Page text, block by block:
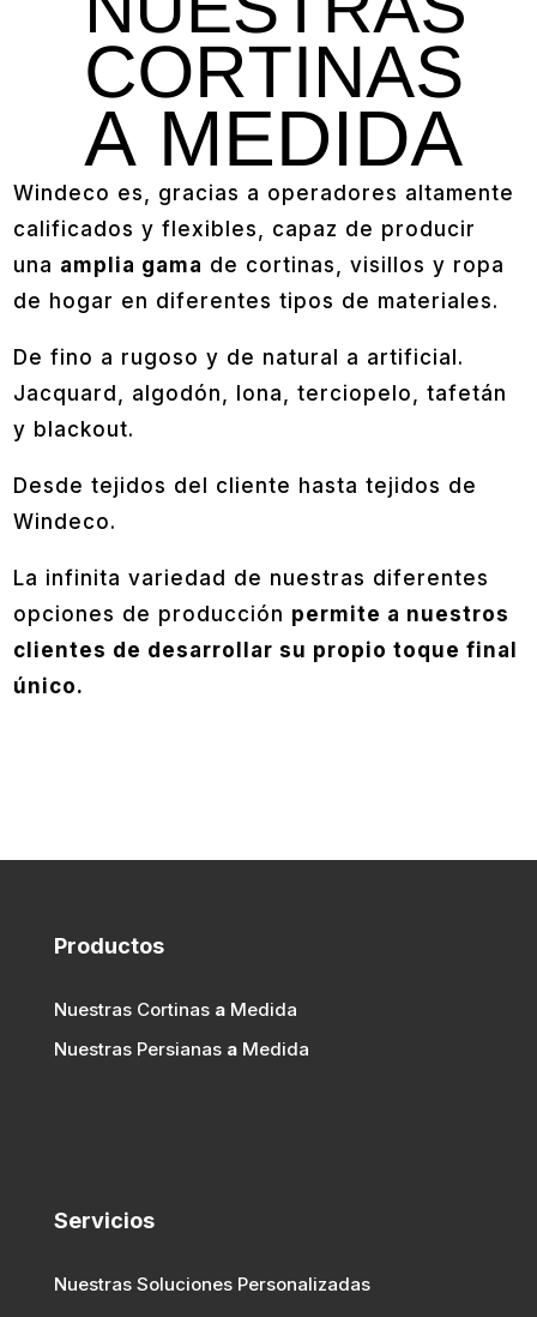
Windeco es, gracias a operadores altamente
calificados y flexibles, capaz de producir
una amplia gama de cortinas, visillos y ropa
de hogar en diferentes tipos de materiales.
De fino a rugoso y de natural a artificial.
Jacquard, algodón, lona, ​​terciopelo, tafetán
y blackout.
Desde tejidos del cliente hasta tejidos de
Windeco.
La infinita variedad de nuestras diferentes
opciones de producción permite a nuestros
clientes de desarrollar su propio toque final
único.
Productos
Nuestras Cortinas aMedida
Nuestras PersianasaMedida
Servicios
Nuestras Soluciones Personalizadas